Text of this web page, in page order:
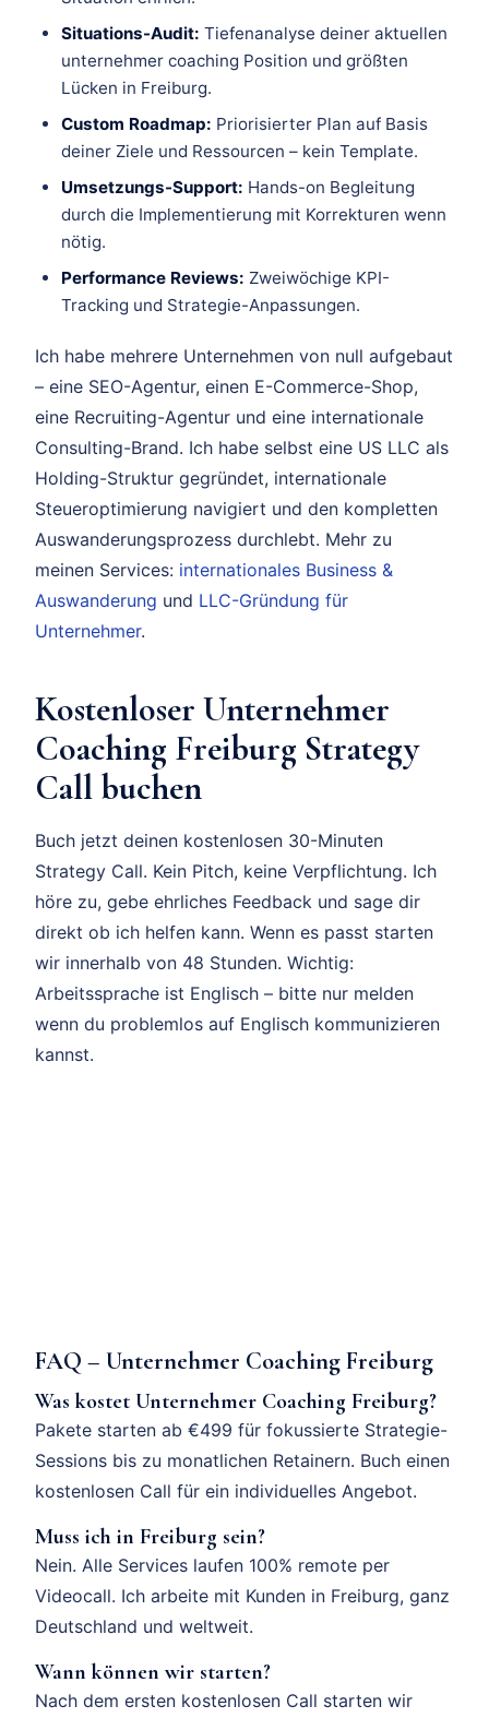
Situations-Audit: Tiefenanalyse deiner aktuellen
unternehmer coaching Position und größten
Lücken in Freiburg.
Custom Roadmap: Priorisierter Plan auf Basis
deiner Ziele und Ressourcen – kein Template.
Umsetzungs-Support: Hands-on Begleitung
durch die Implementierung mit Korrekturen wenn
nötig.
Performance Reviews: Zweiwöchige KPI-
Tracking und Strategie-Anpassungen.
Ich habe mehrere Unternehmen von null aufgebaut
– eine SEO-Agentur, einen E-Commerce-Shop,
eine Recruiting-Agentur und eine internationale
Consulting-Brand. Ich habe selbst eine US LLC als
Holding-Struktur gegründet, internationale
Steueroptimierung navigiert und den kompletten
Auswanderungsprozess durchlebt. Mehr zu
meinen Services: internationales Business &
Auswanderung und LLC-Gründung für
Unternehmer.
Kostenloser Unternehmer
Coaching Freiburg Strategy
Call buchen
Buch jetzt deinen kostenlosen 30-Minuten
Strategy Call. Kein Pitch, keine Verpflichtung. Ich
höre zu, gebe ehrliches Feedback und sage dir
direkt ob ich helfen kann. Wenn es passt starten
wir innerhalb von 48 Stunden. Wichtig:
Arbeitssprache ist Englisch – bitte nur melden
wenn du problemlos auf Englisch kommunizieren
kannst.
FAQ – Unternehmer Coaching Freiburg
Was kostet Unternehmer Coaching Freiburg?
Pakete starten ab €499 für fokussierte Strategie-
Sessions bis zu monatlichen Retainern. Buch einen
kostenlosen Call für ein individuelles Angebot.
Muss ich in Freiburg sein?
Nein. Alle Services laufen 100% remote per
Videocall. Ich arbeite mit Kunden in Freiburg, ganz
Deutschland und weltweit.
Wann können wir starten?
Nach dem ersten kostenlosen Call starten wir